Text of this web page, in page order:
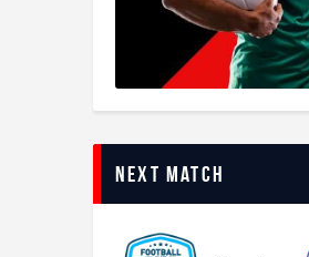
Next Match